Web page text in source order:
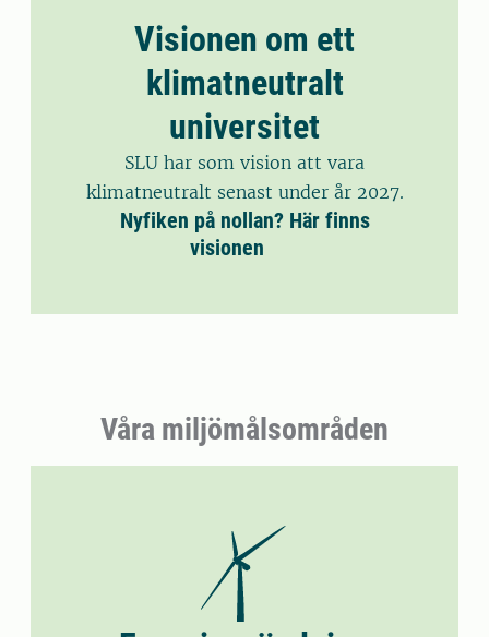
Visionen om ett
klimatneutralt
universitet
SLU har som vision att vara
klimatneutralt senast under år 2027.
Nyfiken på nollan? Här finns
visionen
Våra miljömålsområden